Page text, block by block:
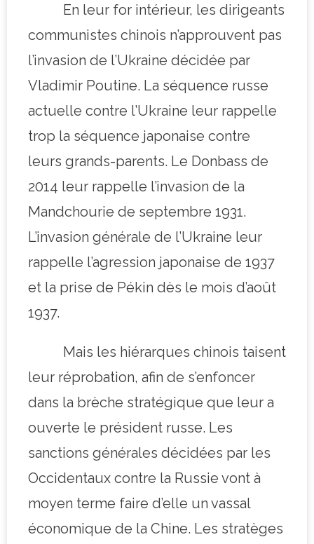
En leur for intérieur, les dirigeants
communistes chinois n’approuvent pas
l’invasion de l’Ukraine décidée par
Vladimir Poutine. La séquence russe
actuelle contre l’Ukraine leur rappelle
trop la séquence japonaise contre
leurs grands-parents. Le Donbass de
2014 leur rappelle l’invasion de la
Mandchourie de septembre 1931.
L’invasion générale de l’Ukraine leur
rappelle l’agression japonaise de 1937
et la prise de Pékin dès le mois d’août
1937.
Mais les hiérarques chinois taisent
leur réprobation, afin de s’enfoncer
dans la brèche stratégique que leur a
ouverte le président russe. Les
sanctions générales décidées par les
Occidentaux contre la Russie vont à
moyen terme faire d’elle un vassal
économique de la Chine. Les stratèges